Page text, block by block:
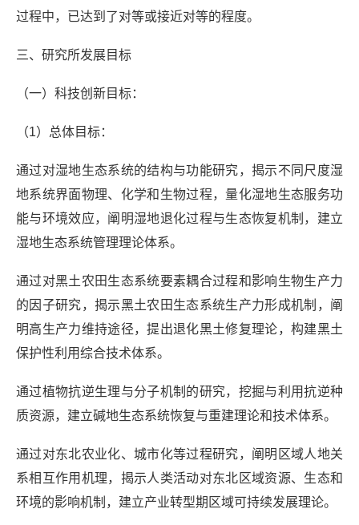
过程中，已达到了对等或接近对等的程度。
三、研究所发展目标
（一）科技创新目标：
（1）总体目标：
通过对湿地生态系统的结构与功能研究，揭示不同尺度湿
地系统界面物理、化学和生物过程，量化湿地生态服务功
能与环境效应，阐明湿地退化过程与生态恢复机制，建立
湿地生态系统管理理论体系。
通过对黑土农田生态系统要素耦合过程和影响生物生产力
的因子研究，揭示黑土农田生态系统生产力形成机制，阐
明高生产力维持途径，提出退化黑土修复理论，构建黑土
保护性利用综合技术体系。
通过植物抗逆生理与分子机制的研究，挖掘与利用抗逆种
质资源，建立碱地生态系统恢复与重建理论和技术体系。
通过对东北农业化、城市化等过程研究，阐明区域人地关
系相互作用机理，揭示人类活动对东北区域资源、生态和
环境的影响机制，建立产业转型期区域可持续发展理论。